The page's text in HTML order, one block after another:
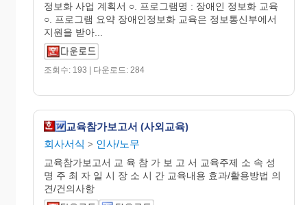
정보화 사업 계획서 ○. 프로그램명 : 장애인 정보화 교육
○. 프로그램 요약 장애인정보화 교육은 정보통신부에서
지원을 받아...
조회수: 193 | 다운로드: 284
교육참가보고서 (사외교육)
회사서식 > 인사/노무
교육참가보고서 교 육 참 가 보 고 서 교육주제 소 속 성
명 주 최 자 일 시 장 소 시 간 교육내용 효과/활용방법 의
견/건의사항